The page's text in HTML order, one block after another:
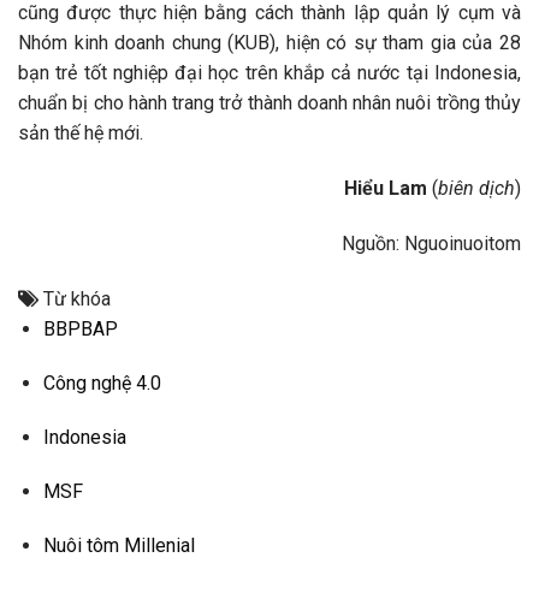
cũng được thực hiện bằng cách thành lập quản lý cụm và
Nhóm kinh doanh chung (KUB), hiện có sự tham gia của 28
bạn trẻ tốt nghiệp đại học trên khắp cả nước tại Indonesia,
chuẩn bị cho hành trang trở thành doanh nhân nuôi trồng thủy
sản thế hệ mới.
Hiểu Lam (biên dịch)
Nguồn: Nguoinuoitom
Từ khóa
BBPBAP
Công nghệ 4.0
Indonesia
MSF
Nuôi tôm Millenial